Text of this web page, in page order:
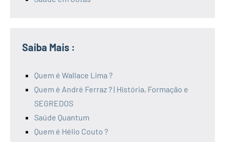
Saiba Mais :
Quem é Wallace Lima ?
Quem é André Ferraz ? | História, Formação e
SEGREDOS
Saúde Quantum
Quem é Hélio Couto ?